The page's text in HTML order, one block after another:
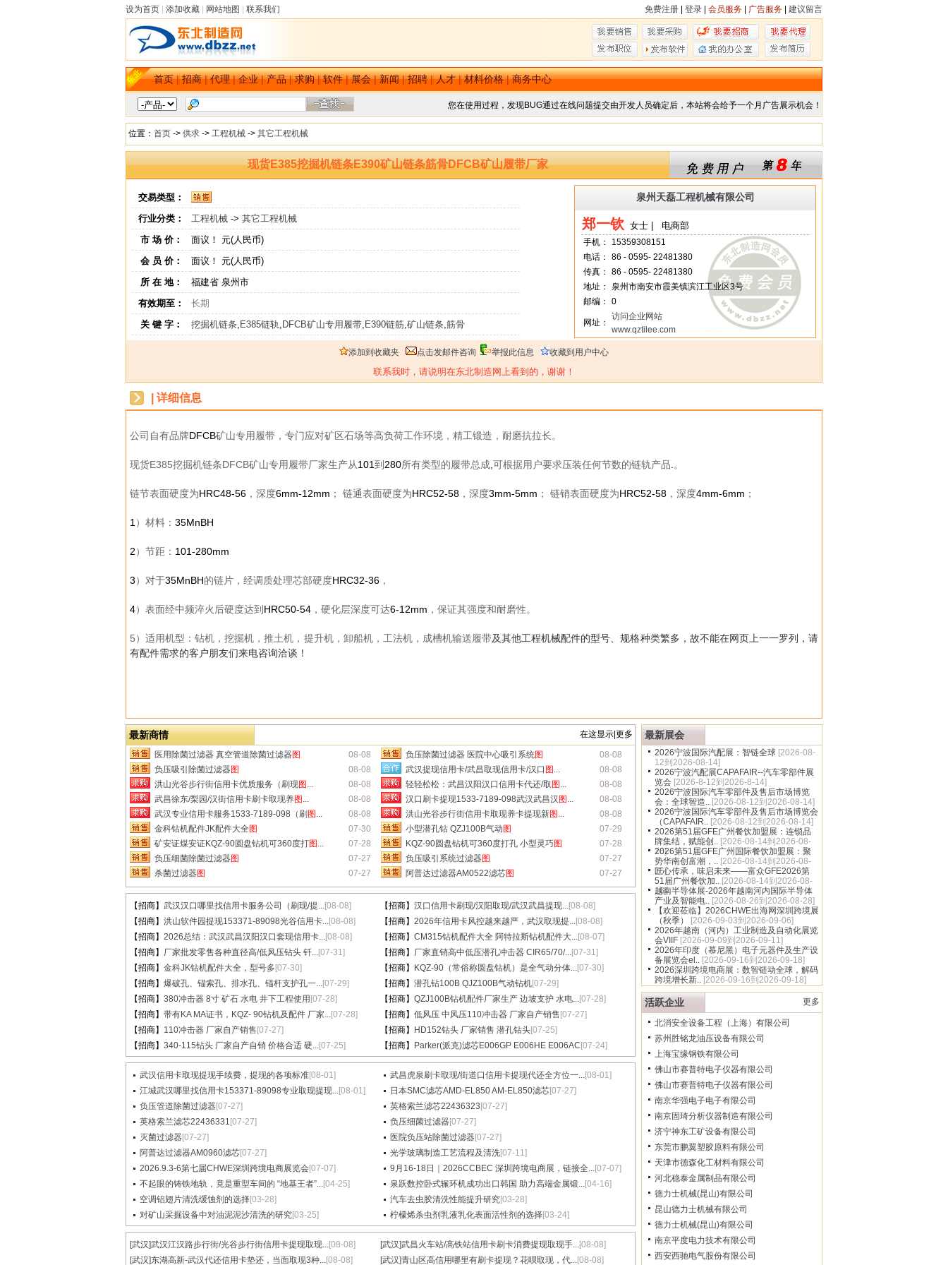
设为首页 添加收藏 网站地图 联系我们 免费注册 登录 会员服务 广告服务 建议留言
首页|招商|代理|企业|产品|求购|软件|展会|新闻|招聘|人才|材料价格|商务中心
您在使用过程，发现BUG通过在线问题提交由开发人员确定后，本站将会给予一个月广告展示机会！
位置： 首页 -> 供求 -> 工程机械 -> 其它工程机械
现货E385挖掘机链条E390矿山链条筋骨DFCB矿山履带厂家
交易类型：
行业分类：
工程机械 -> 其它工程机械
市 场 价：
面议！ 元(人民币)
会 员 价：
面议！ 元(人民币)
所 在 地：
福建省 泉州市
有效期至：
长期
关 键 字：
挖掘机链条, E385链轨, DFCB矿山专用履带, E390链筋,矿山链条,筋骨
泉州天磊工程机械有限公司
郑一钦 女士 | 电商部
手机：
15359308151
电话：
86 - 0595- 22481380
传真：
86 - 0595- 22481380
地址：
泉州市南安市霞美镇滨江工业区3号
邮编：
0
网址：
访问企业网站
www.qztilee.com
添加到收藏夹 点击发邮件咨询 举报此信息 收藏到用户中心
联系我时，请说明在东北制造网上看到的，谢谢！
| 详细信息
公司自有品牌DFCB矿山专用履带，专门应对矿区石场等高负荷工作环境，精工锻造，耐磨抗拉长。
现货E385挖掘机链条DFCB矿山专用履带厂家生产从101到 280所有类型的履带总成 可根据用户要求压装任何节数的链轨产品 。
链节表面硬度为HRC48-56 ，深度6mm-12mm ； 链通表面硬度为HRC52-58 ，深度3mm-5mm ； 链销表面硬度为HRC52-58 ，深度4mm-6mm ；
1 ）材料： 35MnBH
2）节距： 101-280mm
3）对于35MnBH的链片，经调质处理芯部硬度HRC32-36 ，
4）表面经中频淬火后硬度达到 HRC50-54 ，硬化层深度可达6-12mm ，保证其强度和耐磨性。
5）适用机型：钻机，挖掘机，推土机，提升机，卸船机，工法机，成槽机输送履带及其他工程机械配件的型号、规格种类繁多，故不能在网页上一一罗列，请
有配件需求的客户朋友们来电咨询洽谈！
最新商情 在这显示|更多
医用除菌过滤器 真空管道除菌过滤器图 08-08 负压除菌过滤器 医院中心吸引系统图
08-08
负压吸引除菌过滤器图 08-08 武汉提现信用卡/武昌取现信用卡/汉口 图 ...
08-08
洪山光谷步行街信用卡优质服务（刷现图 ... 08-08 轻轻松松：武昌汉阳汉口信用卡代还/取 图 ...
08-08
武昌徐东/梨园/汉街信用卡刷卡取现养图 ... 08-08 汉口刷卡提现1533-7189-098武汉武昌汉 图 ...
08-08
武汉专业信用卡服务1533-7189-098（刷 图 ... 08-08 洪山光谷步行街信用卡取现养卡提现新图 ...
08-08
金科钻机配件JK配件大全 图 07-30 小型潜孔钻 QZJ100B气动 图
07-29
矿安证煤安证KQZ-90圆盘钻机可360度打图 ... 07-28 KQZ-90圆盘钻机可360度打孔 小型灵巧图
07-28
负压细菌除菌过滤器图 07-27 负压吸引系统过滤器图
07-27
杀菌过滤器图 07-27 阿普达过滤器AM0522滤芯图 07-27
【招商】 武汉汉口哪里找信用卡服务公司（刷现/提...[08-08] 【招商】 汉口信用卡刷现/汉阳取现/武汉武昌提现...[08-08]
【招商】 洪山软件园提现153371-89098光谷信用卡...[08-08] 【招商】 2026年信用卡风控越来越严，武汉取现提...[08-08]
【招商】 2026总结：武汉武昌汉阳汉口套现信用卡...[08-08] 【招商】 CM315钻机配件大全 阿特拉斯钻机配件大...[08-07]
【招商】 厂家批发零售各种直径高/低风压钻头 钎...[07-31] 【招商】 厂家直销高中低压潜孔冲击器 CIR65/70/...[07-31]
【招商】 金科JK钻机配件大全，型号多 [07-30] 【招商】 KQZ-90（常俗称圆盘钻机）是全气动分体...[07-30]
【招商】 爆破孔、锚索孔、排水孔、锚杆支护孔一...[07-29] 【招商】 潜孔钻100B QJZ100B气动钻机[07-29]
【招商】 380冲击器 8寸 矿石 水电 井下工程使用 [07-28] 【招商】 QZJ100B钻机配件厂家生产 边坡支护 水电...[07-28]
【招商】 带有KA MA证书，KQZ- 90钻机及配件 厂家...[07-28] 【招商】 低风压 中风压110冲击器 厂家自产销售 [07-27]
【招商】 110冲击器 厂家自产销售 [07-27] 【招商】 HD152钻头 厂家销售 潜孔钻头[07-25]
【招商】 340-115钻头 厂家自产自销 价格合适 硬...[07-25] 【招商】 Parker(派克)滤芯E006GP E006HE E006AC [07-24]
武汉信用卡取现提现手续费，提现的各项标准[08-01] 武昌虎泉刷卡取现/街道口信用卡提现代还全方位一...[08-01]
江城武汉哪里找信用卡153371-89098专业取现提现...[08-01] 日本SMC滤芯AMD-EL850 AM-EL850滤芯[07-27]
负压管道除菌过滤器[07-27] 英格索兰滤芯22436323 [07-27]
英格索兰滤芯22436331 [07-27] 负压细菌过滤器[07-27]
灭菌过滤器[07-27] 医院负压站除菌过滤器[07-27]
阿普达过滤器AM0960滤芯[07-27] 光学玻璃制造工艺流程及清洗[07-11]
2026.9.3-6第七届CHWE深圳跨境电商展览会[07-07] 9月16-18日｜2026CCBEC 深圳跨境电商展，链接全...[07-07]
不起眼的铸铁地轨，竟是重型车间的 “地基王者”...[04-25] 泉跃数控卧式辗环机成功出口韩国 助力高端金属锻...[04-16]
空调铝翅片清洗缓蚀剂的选择[03-28] 汽车去虫胶清洗性能提升研究[03-28]
对矿山采掘设备中对油泥泥沙清洗的研究[03-25] 柠檬烯杀虫剂乳液乳化表面活性剂的选择[03-24]
[武汉]武汉江汉路步行街/光谷步行街信用卡提现取现...[08-08] [武汉]武昌火车站/高铁站信用卡刷卡消费提现取现手...[08-08]
[武汉]东湖高新-武汉代还信用卡垫还，当面取现3种...[08-08] [武汉]青山区高信用哪里有刷卡提现？花呗取现，代...[08-08]
最新展会
2026宁波国际汽配展：智链全球 [2026-08-
12到2026-08-14]
2026宁波汽配展CAPAFAIR--汽车零部件展
览会 [2026-8-12到2026-8-14]
2026宁波国际汽车零部件及售后市场博览
会：全球智造.. [2026-08-12到2026-08-14]
2026宁波国际汽车零部件及售后市场博览会
（CAPAFAIR.. [2026-08-12到2026-08-14]
2026第51届GFE广州餐饮加盟展：连锁品
牌集结，赋能创.. [2026-08-14到2026-08-
16]
2026第51届GFE广州国际餐饮加盟展：聚
势华南创富潮，.. [2026-08-14到2026-08-
16]
匠心传承，味启未来——富众GFE2026第
51届广州餐饮加.. [2026-08-14到2026-08-
16]
越南半导体展-2026年越南河内国际半导体
产业及智能电.. [2026-08-26到2026-08-28]
【欢迎莅临】2026CHWE出海网深圳跨境展
（秋季）
[2026-09-03到2026-09-06]
2026年越南（河内）工业制造及自动化展览
会VIIF [2026-09-09到2026-09-11]
2026年印度（慕尼黑）电子元器件及生产设
备展览会el.. [2026-09-16到2026-09-18]
2026深圳跨境电商展：数智链动全球，解码
跨境增长新.. [2026-09-16到2026-09-18]
活跃企业 更多
北消安全设备工程（上海）有限公司
苏州胜铭龙油压设备有限公司
上海宝缘钢铁有限公司
佛山市赛普特电子仪器有限公司
佛山市赛普特电子仪器有限公司
南京华强电子电子有限公司
南京固琦分析仪器制造有限公司
济宁神东工矿设备有限公司
东莞市鹏翼塑胶原料有限公司
天津市德森化工材料有限公司
河北稳泰金属制品有限公司
德力士机械(昆山)有限公司
昆山德力士机械有限公司
德力士机械(昆山)有限公司
南京平度电力技术有限公司
西安西驰电气股份有限公司